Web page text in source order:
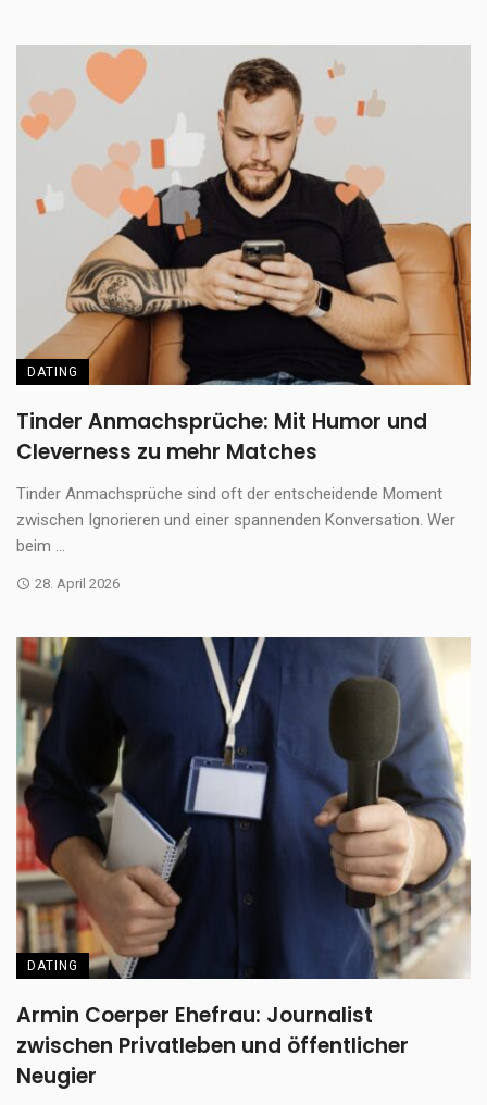
DATING
Tinder Anmachsprüche: Mit Humor und
Cleverness zu mehr Matches
Tinder Anmachsprüche sind oft der entscheidende Moment
zwischen Ignorieren und einer spannenden Konversation. Wer
beim ...
28. April 2026
DATING
Armin Coerper Ehefrau: Journalist
zwischen Privatleben und öffentlicher
Neugier